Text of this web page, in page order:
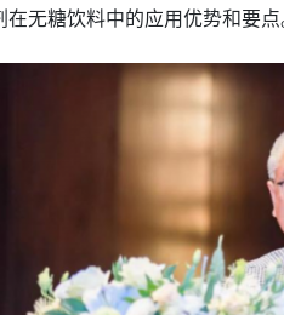
无糖饮料中的应用优势和要点